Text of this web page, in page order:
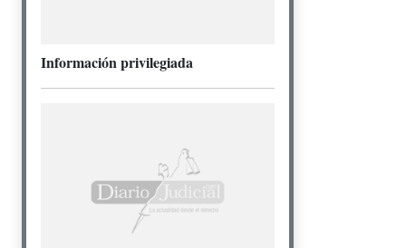
Información privilegiada